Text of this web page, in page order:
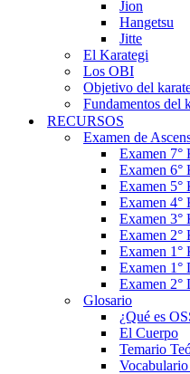
Jion
Hangetsu
Jitte
El Karategi
Los OBI
Objetivo del
Fundamentos del
RECURSOS
Examen de
Examen
Examen
Examen
Examen
Examen
Examen
Examen
Examen 1°
Examen 2°
Glosario
¿Qué es
El Cuerpo
Temario